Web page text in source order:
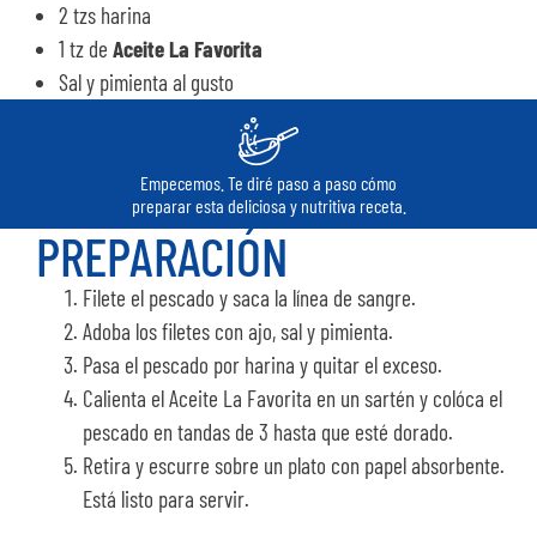
2 tzs harina
1 tz de Aceite La Favorita
Sal y pimienta al gusto
Empecemos. Te diré paso a paso cómo
preparar esta deliciosa y nutritiva receta.
PREPARACIÓN
Filete el pescado y saca la línea de sangre.
Adoba los filetes con ajo, sal y pimienta.
Pasa el pescado por harina y quitar el exceso.
Calienta el Aceite La Favorita en un sartén y colóca el
pescado en tandas de 3 hasta que esté dorado.
Retira y escurre sobre un plato con papel absorbente.
Está listo para servir.